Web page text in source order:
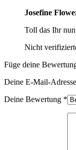
Josefine
Toll das Ihr
Nicht
Füge deine
Deine E-Mail-
Deine Bewertung *